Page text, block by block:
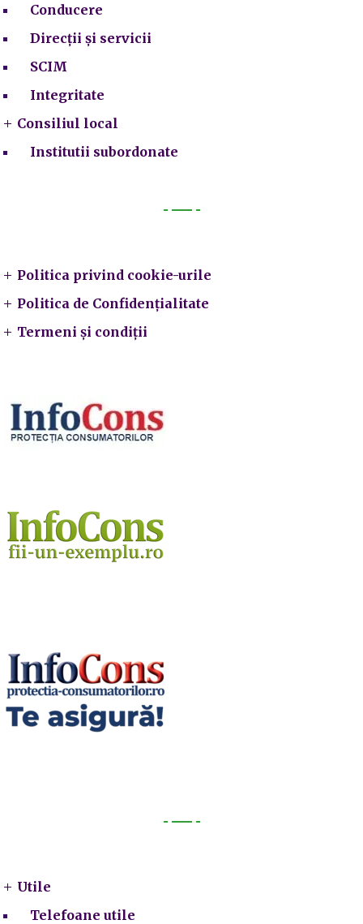
Conducere
Direcții și servicii
SCIM
Integritate
Consiliul local
Institutii subordonate
Politica privind cookie-urile
Politica de Confidențialitate
Termeni și condiții
Utile
Telefoane utile